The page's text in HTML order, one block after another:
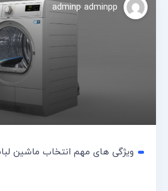
adminp adminpp
ویژگی های مهم انتخاب ماشین